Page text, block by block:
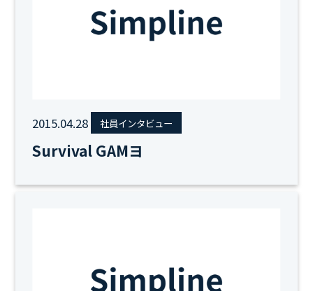
2015.04.28 社員インタビュー
Survival GAMヨ